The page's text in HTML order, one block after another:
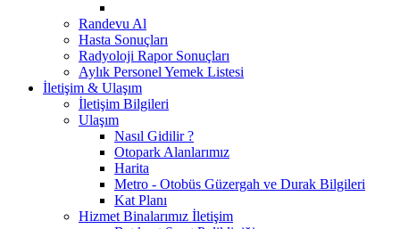
Randevu Al
Hasta Sonuçları
Radyoloji Rapor Sonuçları
Aylık Personel Yemek Listesi
İletişim & Ulaşım
İletişim Bilgileri
Ulaşım
Nasıl Gidilir ?
Otopark Alanlarımız
Harita
Metro - Otobüs Güzergah ve Durak Bilgileri
Kat Planı
Hizmet Binalarımız İletişim